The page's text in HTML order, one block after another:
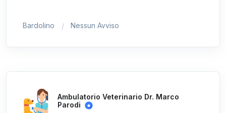
Bardolino Nessun Avviso
Ambulatorio Veterinario Dr. Marco
Parodi